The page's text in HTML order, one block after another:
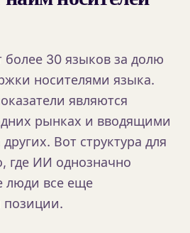
30 языков за долю
носителями языка.
являются
рынках и вводящими
Вот структура для
где ИИ однозначно
люди все еще
позиции.